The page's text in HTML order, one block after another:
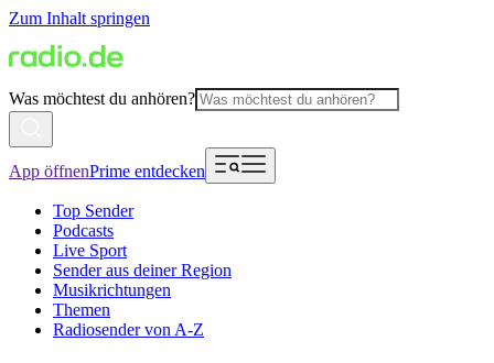
Zum Inhalt springen
Was möchtest du anhören?
App öffnenPrime entdecken
Top Sender
Podcasts
Live Sport
Sender aus deiner Region
Musikrichtungen
Themen
Radiosender von A-Z